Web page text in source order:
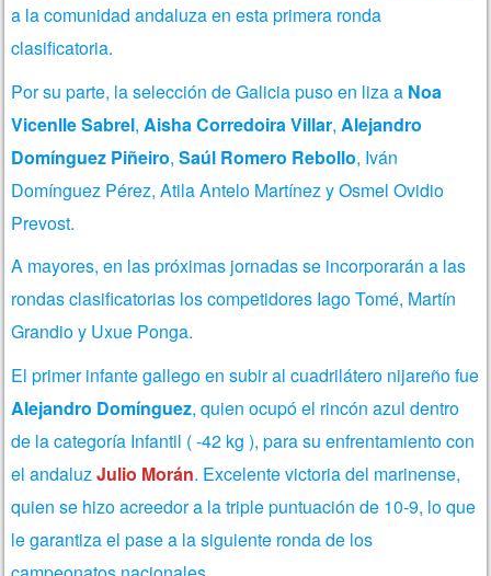
a la comunidad andaluza en esta primera ronda
clasificatoria.
Por su parte, la selección de Galicia puso en liza a Noa
Vicenlle Sabrel, Aisha Corredoira Villar, Alejandro
Domínguez Piñeiro, Saúl Romero Rebollo, Iván
Domínguez Pérez, Atila Antelo Martínez y Osmel Ovidio
Prevost.
A mayores, en las próximas jornadas se incorporarán a las
rondas clasificatorias los competidores Iago Tomé, Martín
Grandio y Uxue Ponga.
El primer infante gallego en subir al cuadrilátero nijareño fue
Alejandro Domínguez, quien ocupó el rincón azul dentro
de la categoría Infantil ( -42 kg ), para su enfrentamiento con
el andaluzJulio Morán. Excelente victoria del marinense,
quien se hizo acreedor a la triple puntuación de 10-9, lo que
le garantiza el pase a la siguiente ronda de los